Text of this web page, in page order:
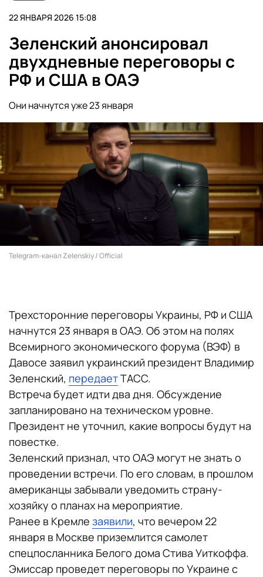
22 ЯНВАРЯ 2026 15:08
Зеленский анонсировал
двухдневные переговоры с
РФ и США в ОАЭ
Они начнутся уже 23 января
Telegram-канал Zelenskiy / Official
Трехсторонние переговоры Украины, РФ и США
начнутся 23 января в ОАЭ. Об этом на полях
Всемирного экономического форума (ВЭФ) в
Давосе заявил украинский президент Владимир
Зеленский, передаетТАСС.
Встреча будет идти два дня. Обсуждение
запланировано на техническом уровне.
Президент не уточнил, какие вопросы будут на
повестке.
Зеленский признал, что ОАЭ могут не знать о
проведении встречи. По его словам, в прошлом
американцы забывали уведомить страну-
хозяйку о планах на мероприятие.
Ранее в Кремле заявили, что вечером 22
января в Москве приземлится самолет
спецпосланника Белого дома Стива Уиткоффа.
Эмиссар проведет переговоры по Украине с